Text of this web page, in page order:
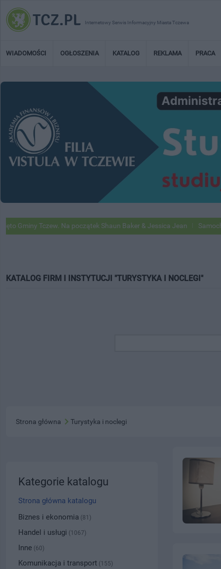
Internetowy Serwis Informacyjny Miasta Tczewa
WIADOMOŚCI OGŁOSZENIA KATALOG REKLAMA PRACA
Tczew. Na początek Shaun Baker & Jessica Jean Samochody
KATALOG FIRM I INSTYTUCJI "TURYSTYKA I NOCLEGI"
Strona główna Turystyka i noclegi
Kategorie katalogu
Strona główna katalogu
Biznes i ekonomia (81)
Handel i usługi (1067)
Inne (60)
Komunikacja i transport (155)